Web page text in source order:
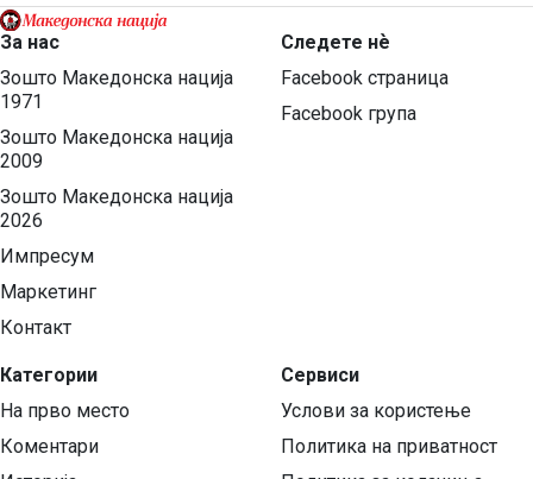
За нас
Зошто Македонска нација
1971
Зошто Македонска нација
2009
Зошто Македонска нација
2026
Импресум
Маркетинг
Контакт
Категории
На прво место
Коментари
Следете нѐ
Facebook страница
Facebook група
Сервиси
Услови за користење
Политика на приватност